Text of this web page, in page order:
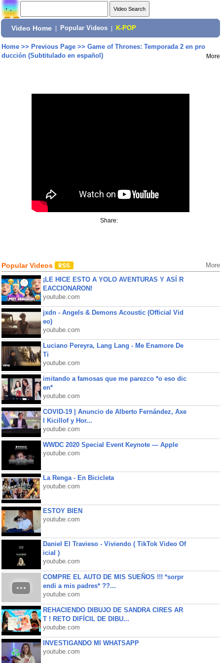
Video Home Popular Videos K-POP
Home>> Previous Page>> Game of Thrones: Temporada 2 en pro
ducción (Subtitulado en español)
More
Share:
Popular Videos More
¡LE HICE ESTO A YOLO AVENTURAS Y ASÍ R
EACCIONARON!
youtube.com
jxdn - Angels & Demons Acoustic (Official Vid
eo)
youtube.com
Luciano Pereyra, Lang Lang - Me Enamore De
Ti
youtube.com
imitando a famosas que me parezco *o eso dic
en*
youtube.com
COVID-19 | Anuncio de Alberto Fernández, Axe
l Kicillof y Hor...
youtube.com
WWDC 2020 Special Event Keynote — Apple
youtube.com
La Renga - En Bicicleta
youtube.com
ESTOY BIEN
youtube.com
Daniel El Travieso - Viviendo ( TikTok Video Of
icial )
youtube.com
COMPRE EL AUTO DE MIS SUEÑOS !!! *sorpr
endi a mis padres* ??...
youtube.com
REHACIENDO DIBUJO DE SANDRA CIRES AR
T ! RETO DIFÍCIL DE DIBU...
youtube.com
INVESTIGANDO MI WHATSAPP
youtube.com